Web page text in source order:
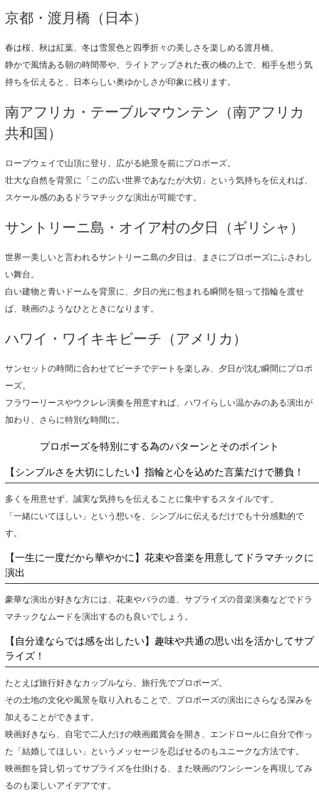
京都・渡月橋（日本）
春は桜、秋は紅葉、冬は雪景色と四季折々の美しさを楽しめる渡月橋。
静かで風情ある朝の時間帯や、ライトアップされた夜の橋の上で、相手を想う気
持ちを伝えると、日本らしい奥ゆかしさが印象に残ります。
南アフリカ・テーブルマウンテン（南アフリカ
共和国）
ロープウェイで山頂に登り、広がる絶景を前にプロポーズ。
壮大な自然を背景に「この広い世界であなたが大切」という気持ちを伝えれば、
スケール感のあるドラマチックな演出が可能です。
サントリーニ島・オイア村の夕日（ギリシャ）
世界一美しいと言われるサントリーニ島の夕日は、まさにプロポーズにふさわし
い舞台。
白い建物と青いドームを背景に、夕日の光に包まれる瞬間を狙って指輪を渡せ
ば、映画のようなひとときになります。
ハワイ・ワイキキビーチ（アメリカ）
サンセットの時間に合わせてビーチでデートを楽しみ、夕日が沈む瞬間にプロポ
ーズ。
フラワーリースやウクレレ演奏を用意すれば、ハワイらしい温かみのある演出が
加わり、さらに特別な時間に。
プロポーズを特別にする為のパターンとそのポイント
【シンプルさを大切にしたい】指輪と心を込めた言葉だけで勝負！
多くを用意せず、誠実な気持ちを伝えることに集中するスタイルです。
「一緒にいてほしい」という想いを、シンプルに伝えるだけでも十分感動的で
す。
【一生に一度だから華やかに】花束や音楽を用意してドラマチックに
演出
豪華な演出が好きな方には、花束やバラの道、サプライズの音楽演奏などでドラ
マチックなムードを演出するのも良いでしょう。
【自分達ならでは感を出したい】趣味や共通の思い出を活かしてサプ
ライズ！
たとえば旅行好きなカップルなら、旅行先でプロポーズ。
その土地の文化や風景を取り入れることで、プロポーズの演出にさらなる深みを
加えることができます。
映画好きなら、自宅で二人だけの映画鑑賞会を開き、エンドロールに自分で作っ
た「結婚してほしい」というメッセージを忍ばせるのもユニークな方法です。
映画館を貸し切ってサプライズを仕掛ける、また映画のワンシーンを再現してみ
るのも楽しいアイデアです。